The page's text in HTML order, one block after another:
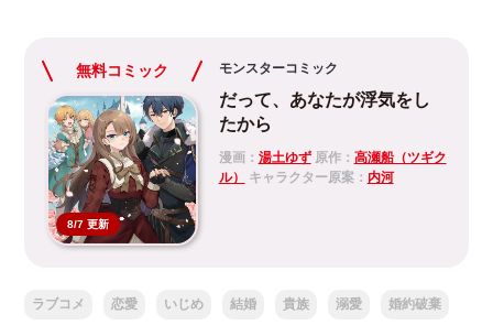
無料コミック
8/7 更新
モンスターコミック
だって、あなたが浮気をし
たから
漫画： 湯土ゆず原作： 高瀬船（ツギク
ル）
キャラクター原案： 内河
ラブコメ 恋愛 いじめ 結婚 貴族 溺愛 婚約破棄